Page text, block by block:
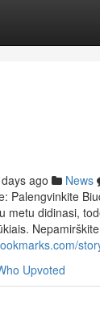
ago News
Palengvinkite
metu didinasi,
Upvoted